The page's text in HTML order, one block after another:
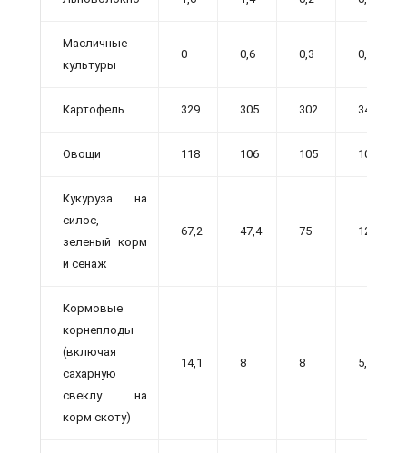
Масличные
культуры
0 0,6 0,3 0,8
Картофель 329 305 302 347
Овощи 118 106 105 101
Кукуруза на
силос,
зеленый корм
и сенаж
67,2 47,4 75 128
Кормовые
корнеплоды
(включая
сахарную
свеклу на
корм скоту)
14,1 8 8 5,3